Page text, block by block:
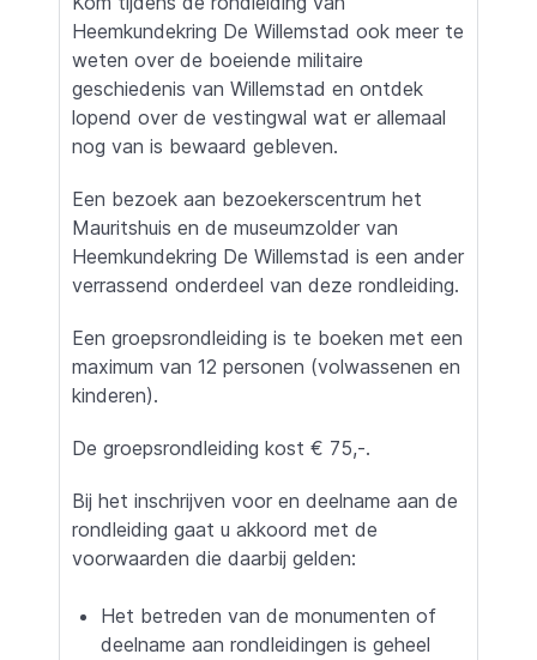
Heemkundekring De Willemstad ook meer te
weten over de boeiende militaire
geschiedenis van Willemstad en ontdek
lopend over de vestingwal wat er allemaal
nog van is bewaard gebleven.
Een bezoek aan bezoekerscentrum het
Mauritshuis en de museumzolder van
Heemkundekring De Willemstad is een ander
verrassend onderdeel van deze rondleiding.
Een groepsrondleiding is te boeken met een
maximum van 12 personen (volwassenen en
kinderen).
De groepsrondleiding kost € 75,-.
Bij het inschrijven voor en deelname aan de
rondleiding gaat u akkoord met de
voorwaarden die daarbij gelden:
Het betreden van de monumenten of
deelname aan rondleidingen is geheel